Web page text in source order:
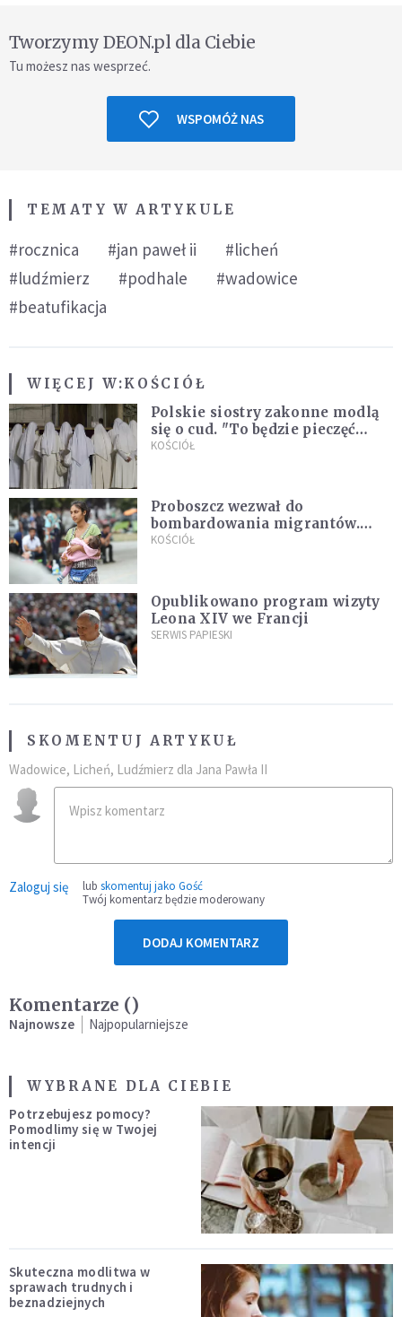
Tworzymy DEON.pl dla Ciebie
Tu możesz nas wesprzeć.
WSPOMÓŻ NAS
TEMATY W ARTYKULE
#rocznica #jan paweł ii
#licheń
#ludźmierz
#podhale
#wadowice
#beatufikacja
WIĘCEJ W:KOŚCIÓŁ
Polskie siostry zakonne modlą
się o cud. "To będzie pieczęć
Pana Boga dla naszej wiary"
KOŚCIÓŁ
Proboszcz wezwał do
bombardowania migrantów.
"Masowy ogień przeciwko
KOŚCIÓŁ
Opublikowano program wizyty
Leona XIV we Francji
SERWIS PAPIESKI
SKOMENTUJ ARTYKUŁ
Wadowice, Licheń, Ludźmierz dla Jana Pawła II
Zaloguj się lub skomentuj jako Gość
Twój komentarz będzie moderowany
DODAJ KOMENTARZ
Komentarze ()
Najnowsze Najpopularniejsze
WYBRANE DLA CIEBIE
Potrzebujesz pomocy?
Pomodlimy się w Twojej
intencji
Skuteczna modlitwa w
sprawach trudnych i
beznadziejnych